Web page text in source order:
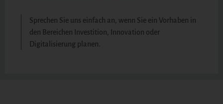
Sprechen Sie uns einfach an, wenn Sie ein Vorhaben in
den Bereichen Investition, Innovation oder
Digitalisierung planen.